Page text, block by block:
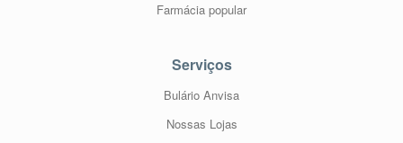
Farmácia popular
Serviços
Bulário Anvisa
Nossas Lojas